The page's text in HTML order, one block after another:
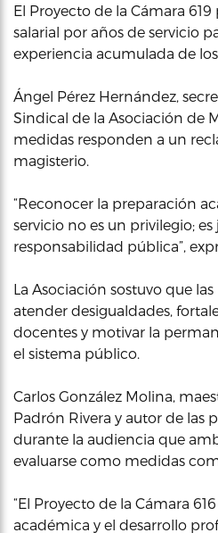
El Proyecto de la Cámara
salarial por años de servicio
experiencia acumulada de
Ángel Pérez Hernández,
Sindical de la Asociación de
medidas responden a un
magisterio.
“Reconocer la preparación
servicio no es un privilegio;
responsabilidad pública”,
La Asociación sostuvo que
atender desigualdades,
docentes y motivar la
el sistema público.
Carlos González Molina,
Padrón Rivera y autor de las
durante la audiencia que
evaluarse como medidas
“El Proyecto de la Cámara
académica y el desarrollo